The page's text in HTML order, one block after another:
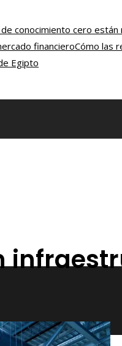
conocimiento cero
financieroCómo las
Egipto